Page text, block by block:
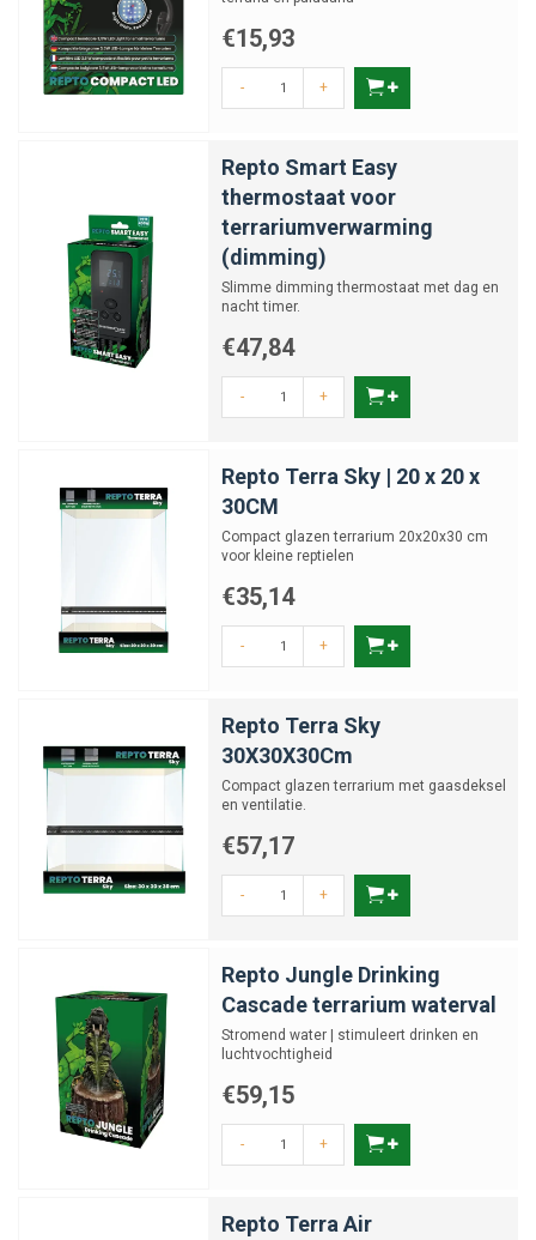
€15,93
- +
Repto Smart Easy
thermostaat voor
terrariumverwarming
(dimming)
Slimme dimming thermostaat met dag en
nacht timer.
€47,84
- +
Repto Terra Sky | 20 x 20 x
30CM
Compact glazen terrarium 20x20x30 cm
voor kleine reptielen
€35,14
- +
Repto Terra Sky
30X30X30Cm
Compact glazen terrarium met gaasdeksel
en ventilatie.
€57,17
- +
Repto Jungle Drinking
Cascade terrarium waterval
Stromend water | stimuleert drinken en
luchtvochtigheid
€59,15
- +
Repto Terra Air